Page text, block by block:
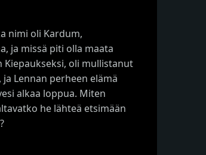
nimi oli Kardum,
ja missä piti olla maata
oli mullistanut
Lennan perheen elämä
alkaa loppua. Miten
he lähteä etsimään